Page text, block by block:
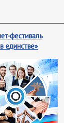
фестиваль
единстве»